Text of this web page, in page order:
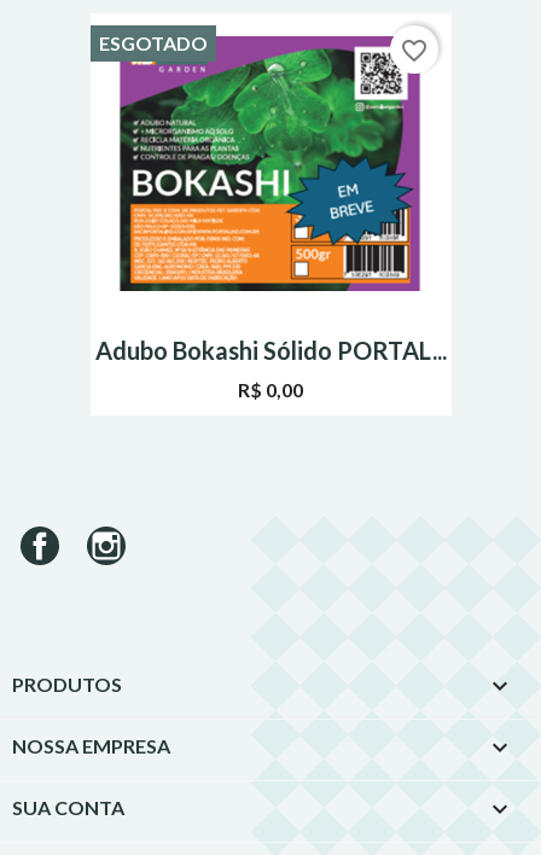
Adubo Bokashi Sólido PORTAL...
R$ 0,00
ESGOTADO favorite_border
FacebookInstagram
PRODUTOS 
NOSSA EMPRESA 
SUA CONTA 